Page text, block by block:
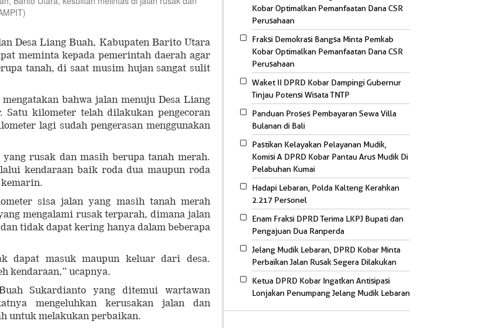
Desa Liang Buah, Kabupaten Barito Utara
meminta kepada pemerintah daerah agar
tanah, di saat musim hujan sangat sulit
bahwa jalan menuju Desa Liang
kilometer telah dilakukan pengecoran
lagi sudah pengerasan menggunakan
rusak dan masih berupa tanah merah.
kendaraan baik roda dua maupun roda
kemarin.
sisa jalan yang masih tanah merah
mengalami rusak terparah, dimana jalan
tidak dapat kering hanya dalam beberapa
dapat masuk maupun keluar dari desa.
kendaraan,” ucapnya.
Sukardianto yang ditemui wartawan
mengeluhkan kerusakan jalan dan
untuk melakukan perbaikan.
Kobar Optimalkan Pemanfaatan Dana CSR
Perusahaan
Fraksi Demokrasi Bangsa Minta Pemkab
Kobar Optimalkan Pemanfaatan Dana CSR
Perusahaan
Waket II DPRD Kobar Dampingi Gubernur
Tinjau Potensi Wisata TNTP
Panduan Proses Pembayaran Sewa Villa
Bulanan di Bali
Pastikan Kelayakan Pelayanan Mudik,
Komisi A DPRD Kobar Pantau Arus Mudik Di
Pelabuhan Kumai
Hadapi Lebaran, Polda Kalteng Kerahkan
2.217 Personel
Enam Fraksi DPRD Terima LKPJ Bupati dan
Pengajuan Dua Ranperda
Jelang Mudik Lebaran, DPRD Kobar Minta
Perbaikan Jalan Rusak Segera Dilakukan
Ketua DPRD Kobar Ingatkan Antisipasi
Lonjakan Penumpang Jelang Mudik Lebaran